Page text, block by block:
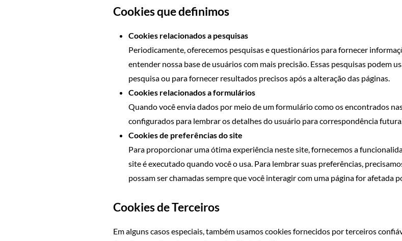
Cookies que definimos
Cookies relacionados a pesquisas
Periodicamente, oferecemos pesquisas e questionários para fornecer
entender nossa base de usuários com mais precisão. Essas pesquisas podem
pesquisa ou para fornecer resultados precisos após a alteração das páginas.
Cookies relacionados a formulários
Quando você envia dados por meio de um formulário como os encontrados
configurados para lembrar os detalhes do usuário para correspondência
Cookies de preferências do site
Para proporcionar uma ótima experiência neste site, fornecemos a
site é executado quando você o usa. Para lembrar suas preferências,
possam ser chamadas sempre que você interagir com uma página for afetada
Cookies de Terceiros
Em alguns casos especiais, também usamos cookies fornecidos por terceiros